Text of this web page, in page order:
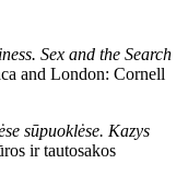
Sex and the Search
and London: Cornell
sūpuoklėse. Kazys
ir tautosakos